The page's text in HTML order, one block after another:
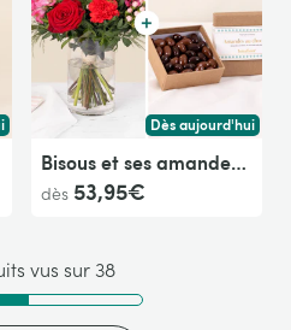
(pour toute commande passée
Dès aujourd'hui
Livraison dès
Bisous et ses amandes au chocolat
dès 53,95€
vus sur 38